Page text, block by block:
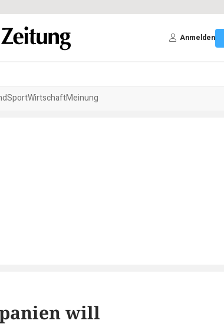
Anmelden
SportWirtschaftMeinung
will